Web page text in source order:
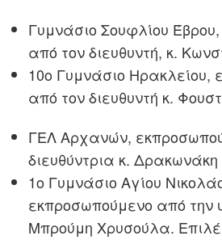
Γυμνάσιο Σουφλίου
από τον διευθυντή, κ.
10ο Γυμνάσιο Ηρακλείου,
από τον διευθυντή κ.
ΓΕΛ Αρχανών,
διευθύντρια κ.
1ο Γυμνάσιο Αγίου
εκπροσωπούμενο από την
Μπρούμη Χρυσούλα.